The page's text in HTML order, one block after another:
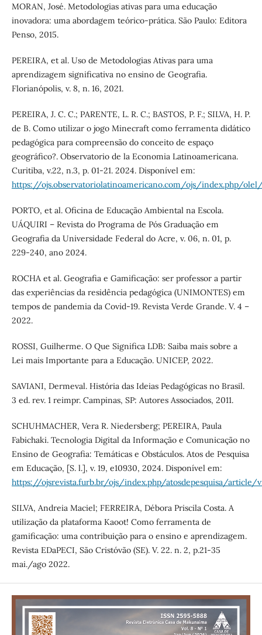
MORAN, José. Metodologias ativas para uma educação
inovadora: uma abordagem teórico-prática. São Paulo: Editora
Penso, 2015.
PEREIRA, et al. Uso de Metodologias Ativas para uma
aprendizagem significativa no ensino de Geografia.
Florianópolis, v. 8, n. 16, 2021.
PEREIRA, J. C. C.; PARENTE, L. R. C.; BASTOS, P. F.; SILVA, H. P.
de B. Como utilizar o jogo Minecraft como ferramenta didático
pedagógica para compreensão do conceito de espaço
geográfico?. Observatorio de la Economia Latinoamericana.
Curitiba, v.22, n.3, p. 01-21. 2024. Disponível em:
https://ojs.observatoriolatinoamericano.com/ojs/index.php/
PORTO, et al. Oficina de Educação Ambiental na Escola.
UÁQUIRI – Revista do Programa de Pós Graduação em
Geografia da Universidade Federal do Acre, v. 06, n. 01, p.
229-240, ano 2024.
ROCHA et al. Geografia e Gamificação: ser professor a partir
das experiências da residência pedagógica (UNIMONTES) em
tempos de pandemia da Covid-19. Revista Verde Grande. V. 4 –
2022.
ROSSI, Guilherme. O Que Significa LDB: Saiba mais sobre a
Lei mais Importante para a Educação. UNICEP, 2022.
SAVIANI, Dermeval. História das Ideias Pedagógicas no Brasil.
3 ed. rev. 1 reimpr. Campinas, SP: Autores Associados, 2011.
SCHUHMACHER, Vera R. Niedersberg; PEREIRA, Paula
Fabichaki. Tecnologia Digital da Informação e Comunicação no
Ensino de Geografia: Temáticas e Obstáculos. Atos de Pesquisa
em Educação, [S. l.], v. 19, e10930, 2024. Disponível em:
https://ojsrevista.furb.br/ojs/index.php/atosdepesquisa/article/
SILVA, Andreia Maciel; FERREIRA, Débora Priscila Costa. A
utilização da plataforma Kaoot! Como ferramenta de
gamificação: uma contribuição para o ensino e aprendizagem.
Revista EDaPECI, São Cristóvão (SE). V. 22. n. 2, p.21-35
mai./ago 2022.